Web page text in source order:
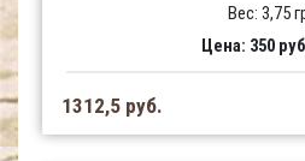
Вес: 3,75
Цена: 350
1312,5 руб.